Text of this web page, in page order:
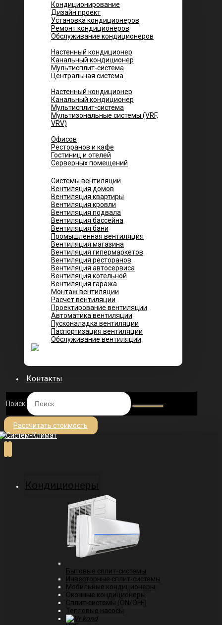
Кондиционирование
Дизайн проект
Установка кондиционеров
Ремонт кондиционеров
Обслуживание кондиционеров
Настенный кондиционер
Канальный кондиционер
Мультисплит-система
Центральная система
Настенный кондиционер
Канальный кондиционер
Мультисплит-система
Мультизональные системы (VRF,
VRV)
Офисов
Ресторанов и кафе
Гостиниц и отелей
Серверных помещений
Системы вентиляции
Вентиляция домов
Вентиляция квартиры
Вентиляция кровли
Вентиляция подвала
Вентиляция бассейна
Вентиляция бани
Промышленная вентиляция
Вентиляция магазина
Вентиляция гипермаркетов
Вентиляция ресторанов
Вентиляция автосервиса
Вентиляция котельной
Вентиляция гаража
Монтаж вентиляции
Расчет вентиляции
Проектирование вентиляции
Автоматика вентиляции
Пусконаладка вентиляции
Паспортизация вентиляции
Обслуживание вентиляции
Контакты
Поиск
Рассчитать стоимость
Кондиционеры
Бытовые сплит-системы
Инверторные сплит-системы
Мобильные кондиционеры
Оконные кондиционеры
Сплит-системы (ON/OFF)
Тепловые насосы